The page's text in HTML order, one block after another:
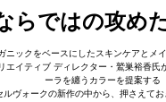
らではの攻め
ニックをベースにしたスキンケアとメ
エイティブ ディレクター・鷲巣裕香
ーラを纏うカラーを提案する
ルヴォークの新作の中から、押さえて